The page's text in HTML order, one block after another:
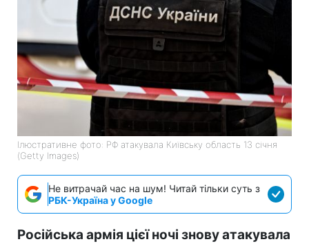
Ілюстративне фото: РФ атакувала Київську область 13 січня
(Getty Images)
Не витрачай час на шум! Читай тільки суть з
РБК-Україна у Google
Російська армія цієї ночі знову атакувала